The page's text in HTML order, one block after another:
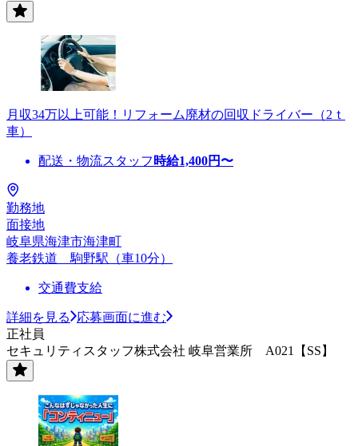
月収34万以上可能！リフォーム廃材の回収ドライバー（2ｔ
車）
配送・物流スタッフ 時給1,400円〜
勤務地
面接地
岐阜県海津市海津町
養老鉄道 駒野駅（車10分）
交通費支給
詳細を見る
応募画面に進む
正社員
セキュリティスタッフ株式会社 岐阜営業所 A021【SS】